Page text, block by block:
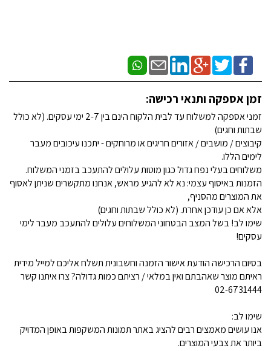
זמן אספקה ותנאי רכישה:
זמני אספקה למשלוח עד לבית הלקוח הינם בין 2-7 ימי עסקים. (לא כולל
שבתות וחגים)
קיבוצים / מושבים / אזורים חריגים או מרוחקים - יתכנו עיכובים מעבר
לימים הללו.
משלוחים בעלי נפח גדול כגון מוטות עלולים להתעכב בזמני המשלוח.
הזמנות באיסוף עצמי: נא לא להגיע מראש, אנחנו מתקשרים שניתן לאסוף
את המוצרים מהסניף,
אלא אם כן עודכן אחרת. (לא כולל שבתות וחגים)
שימו לב! בשל המצב הבטחוני המשלוחים עלולים להתעכב מעבר לימי
עסקים!
בסיום הרכישה הודעת אישור הזמנה וחשבונית תשלח אליכם למייל מידית
ראיתם מוצר שאהבתם ואין במלאי / רציתם כמות גדולה? צרו איתנו קשר
02-6731444
שימו לב:
אנו עושים מאמצים רבים להציג באתר תמונות המשקפות באופן המדויק
ביותר את צבעי המוצרים.